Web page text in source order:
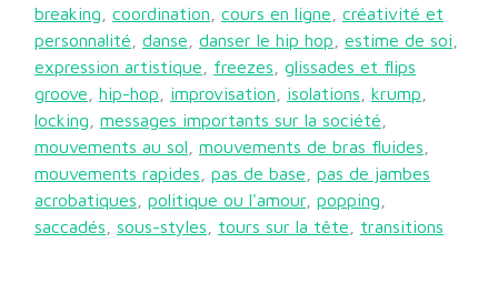
breaking
coordination cours en ligne
créativité et
personnalité
danse danser le hip hop estime de soi
expression artistique
freezes
glissades et flips
groove
hip-hop improvisation isolations krump
locking
messages importants sur la société
mouvements au sol
mouvements de bras fluides
mouvements rapides
pas de base
pas de jambes
acrobatiques
politique ou l'amour popping
saccadés
sous-styles tours sur la tête transitions